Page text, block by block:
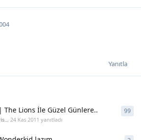
Yanıtla
The Lions İle Güzel Günlere..
, 24 Kas 2011 yanıtladı
99